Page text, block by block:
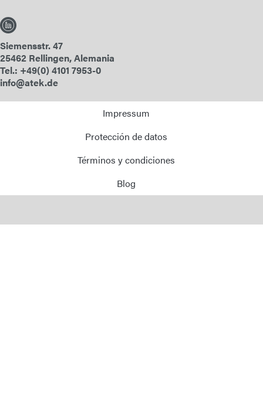
Siemensstr. 47
25462 Rellingen, Alemania
Tel.: +49(0) 4101 7953-0
info@atek.de
Impressum
Protección de datos
Términos y condiciones
Blog